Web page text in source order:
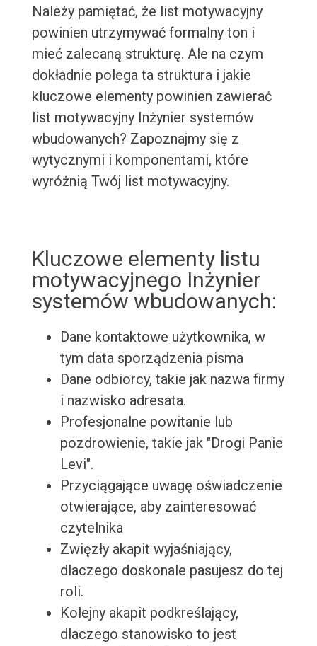
Należy pamiętać, że list motywacyjny
powinien utrzymywać formalny ton i
mieć zalecaną strukturę. Ale na czym
dokładnie polega ta struktura i jakie
kluczowe elementy powinien zawierać
list motywacyjny Inżynier systemów
wbudowanych? Zapoznajmy się z
wytycznymi i komponentami, które
wyróżnią Twój list motywacyjny.
Kluczowe elementy listu
motywacyjnego Inżynier
systemów wbudowanych:
Dane kontaktowe użytkownika, w
tym data sporządzenia pisma
Dane odbiorcy, takie jak nazwa firmy
i nazwisko adresata.
Profesjonalne powitanie lub
pozdrowienie, takie jak "Drogi Panie
Levi".
Przyciągające uwagę oświadczenie
otwierające, aby zainteresować
czytelnika
Zwięzły akapit wyjaśniający,
dlaczego doskonale pasujesz do tej
roli.
Kolejny akapit podkreślający,
dlaczego stanowisko to jest